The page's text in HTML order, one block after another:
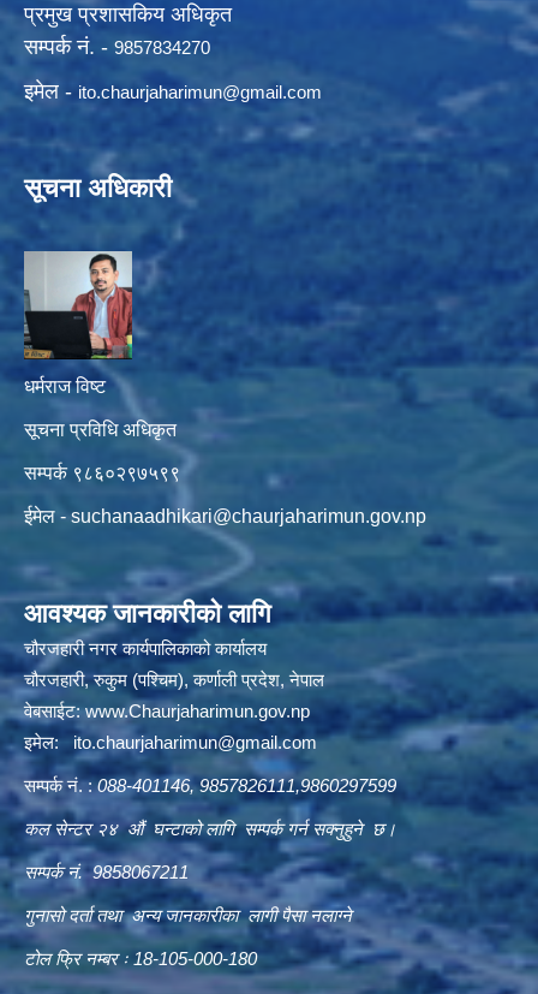
प्रमुख प्रशासकिय अधिकृत
सम्पर्क नं. - 9857834270
इमेल - ito.chaurjaharimun@gmail.com
सूचना अधिकारी
धर्मराज विष्ट
सूचना प्रविधि अधिकृत
सम्पर्क ९८६०२९७५९९
ईमेल -suchanaadhikari@chaurjaharimun.gov.np
आवश्यक जानकारीको लागि
चौरजहारी नगर कार्यपालिकाको कार्यालय
चौरजहारी, रुकुम (पश्चिम), कर्णाली प्रदेश, नेपाल
वेबसाईट:www.Chaurjaharimun.gov.np
इमेल: ito.chaurjaharimun@gmail.com
सम्पर्क नं. :088-401146, 9857826111,9860297599
कल सेन्टर २४ औं घन्टाको लागि सम्पर्क गर्न सक्नुहुने छ।
सम्पर्क नं. 9858067211
गुनासो दर्ता तथा अन्य जानकारीका लागी पैसा नलाग्ने
टोल फ्रि नम्बर ः 18-105-000-180